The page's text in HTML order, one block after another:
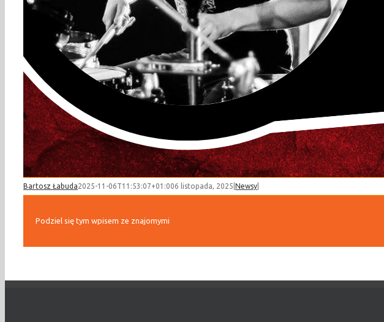
Bartosz Łabuda2025-11-06T11:53:07+01:006 listopada, 2025 Newsy
Podziel się tym wpisem ze znajomymi